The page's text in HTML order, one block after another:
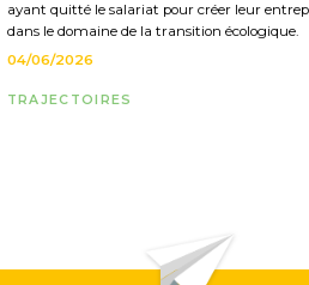
ayant quitté le salariat pour créer leur
dans le domaine de la transition écologique.
04/06/2026
TRAJECTOIRES